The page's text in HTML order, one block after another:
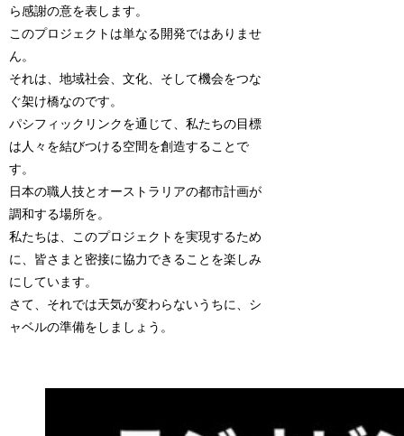
ら感謝の意を表します。
このプロジェクトは単なる開発ではありませ
ん。
それは、地域社会、文化、そして機会をつな
ぐ架け橋なのです。
パシフィックリンクを通じて、私たちの目標
は人々を結びつける空間を創造することで
す。
日本の職人技とオーストラリアの都市計画が
調和する場所を。
私たちは、このプロジェクトを実現するため
に、皆さまと密接に協力できることを楽しみ
にしています。
さて、それでは天気が変わらないうちに、シ
ャベルの準備をしましょう。